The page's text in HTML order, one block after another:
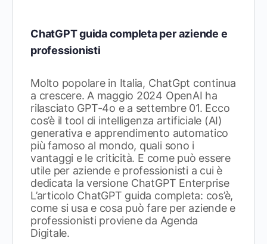
ChatGPT guida completa per aziende e
professionisti
Molto popolare in Italia, ChatGpt continua
a crescere. A maggio 2024 OpenAI ha
rilasciato GPT-4o e a settembre 01. Ecco
cos’è il tool di intelligenza artificiale (AI)
generativa e apprendimento automatico
più famoso al mondo, quali sono i
vantaggi e le criticità. E come può essere
utile per aziende e professionisti a cui è
dedicata la versione ChatGPT Enterprise
L’articolo ChatGPT guida completa: cos’è,
come si usa e cosa può fare per aziende e
professionisti proviene da Agenda
Digitale.